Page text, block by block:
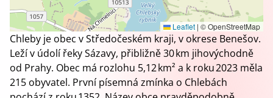
Leaflet | © OpenStreetMap
Chleby je obec v Středočeském kraji, v okrese Benešov.
Leží v údolí řeky Sázavy, přibližně 30 km jihovýchodně
od Prahy. Obec má rozlohu 5,12 km² a k roku 2023 měla
215 obyvatel. První písemná zmínka o Chlebách